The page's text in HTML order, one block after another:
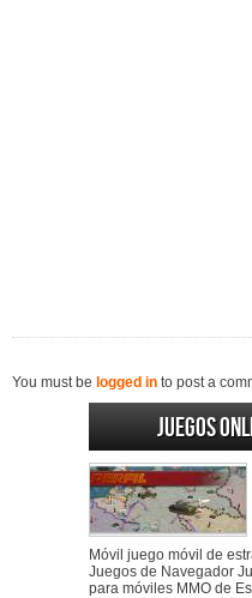
You must be logged in to post a
Juegos
Móvil juego móvil de
Juegos de Navegador
para móviles MMO de